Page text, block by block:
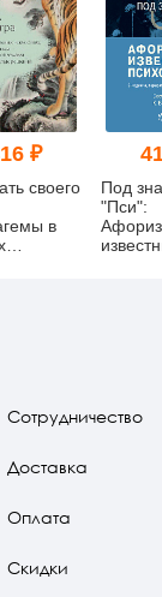
₽
своего
в
(pdf)
Под
"Пси":
Сотрудничество
Доставка
Оплата
Скидки